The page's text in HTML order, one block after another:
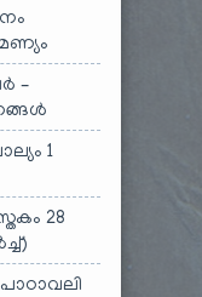
–
1
28